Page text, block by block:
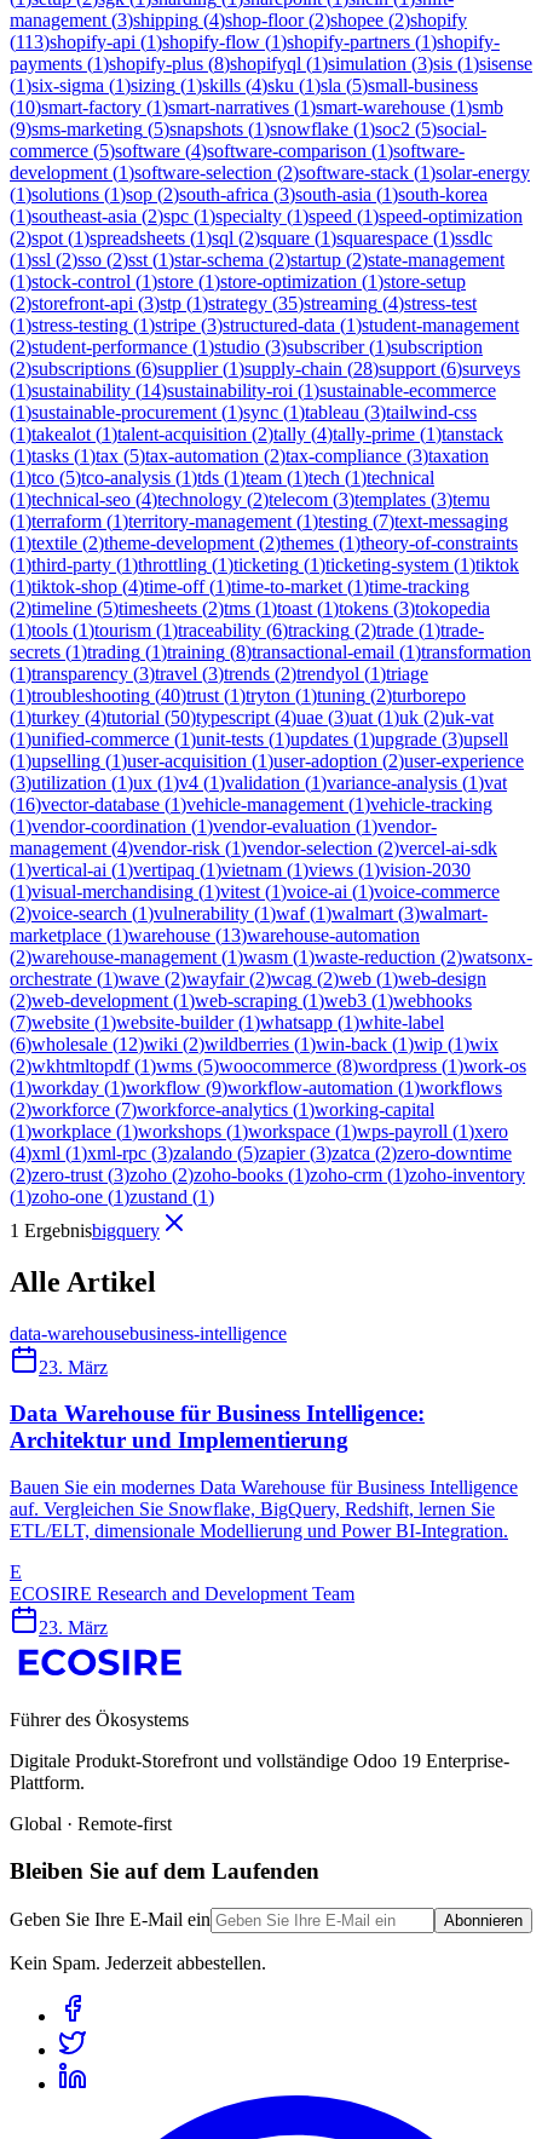
management (3)shipping (4)shop-floor(2)shopee (2)shopify
(113)shopify-api (1)shopify-flow (1)shopify-partners (1)shopify-
payments (1)shopify-plus (8)shopifyql (1)simulation (3)sis (1)sisense
(1)six-sigma (1)sizing (1)skills (4)sku (1)sla (5)small-business
(10)smart-factory (1)smart-narratives (1)smart-warehouse (1)smb
(9)sms-marketing (5)snapshots (1)snowflake (1)soc2 (5)social-
commerce (5)software (4)software-comparison (1)software-
development (1)software-selection (2)software-stack (1)solar-energy
(1)solutions (1)sop (2)south-africa (3)south-asia (1)south-korea
(1)southeast-asia (2)spc (1)specialty (1)speed (1)speed-optimization
(2)spot (1)spreadsheets (1)sql (2)square (1)squarespace (1)ssdlc
(1)ssl (2)sso (2)sst (1)star-schema (2)startup (2)state-management
(1)stock-control (1)store (1)store-optimization (1)store-setup
(2)storefront-api (3)stp (1)strategy (35)streaming (4)stress-test
(1)stress-testing (1)stripe (3)structured-data (1)student-management
(2)student-performance (1)studio (3)subscriber(1)subscription
(2)subscriptions (6)supplier(1)supply-chain (28)support (6)surveys
(1)sustainability (14)sustainability-roi (1)sustainable-ecommerce
(1)sustainable-procurement (1)sync (1)tableau (3)tailwind-css
(1)takealot (1)talent-acquisition (2)tally (4)tally-prime (1)tanstack
(1)tasks (1)tax (5)tax-automation (2)tax-compliance (3)taxation
(1)tco (5)tco-analysis (1)tds (1)team (1)tech (1)technical
(1)technical-seo (4)technology (2)telecom (3)templates (3)temu
(1)terraform (1)territory-management (1)testing (7)text-messaging
(1)textile (2)theme-development (2)themes (1)theory-of-constraints
(1)third-party (1)throttling (1)ticketing (1)ticketing-system (1)tiktok
(1)tiktok-shop (4)time-off(1)time-to-market (1)time-tracking
(2)timeline (5)timesheets (2)tms (1)toast (1)tokens (3)tokopedia
(1)tools (1)tourism (1)traceability (6)tracking (2)trade (1)trade-
secrets (1)trading (1)training (8)transactional-email (1)transformation
(1)transparency (3)travel (3)trends (2)trendyol (1)triage
(1)troubleshooting (40)trust (1)tryton (1)tuning (2)turborepo
(1)turkey (4)tutorial (50)typescript (4)uae (3)uat (1)uk (2)uk-vat
(1)unified-commerce (1)unit-tests (1)updates (1)upgrade (3)upsell
(1)upselling (1)user-acquisition (1)user-adoption (2)user-experience
(3)utilization (1)ux (1)v4 (1)validation (1)variance-analysis (1)vat
(16)vector-database (1)vehicle-management (1)vehicle-tracking
(1)vendor-coordination (1)vendor-evaluation (1)vendor-
management (4)vendor-risk (1)vendor-selection (2)vercel-ai-sdk
(1)vertical-ai (1)vertipaq (1)vietnam (1)views (1)vision-2030
(1)visual-merchandising (1)vitest (1)voice-ai (1)voice-commerce
(2)voice-search (1)vulnerability (1)waf(1)walmart (3)walmart-
marketplace (1)warehouse (13)warehouse-automation
(2)warehouse-management (1)wasm (1)waste-reduction (2)watsonx-
orchestrate (1)wave (2)wayfair(2)wcag (2)web (1)web-design
(2)web-development (1)web-scraping (1)web3 (1)webhooks
(7)website (1)website-builder(1)whatsapp (1)white-label
(6)wholesale (12)wiki (2)wildberries (1)win-back (1)wip (1)wix
(2)wkhtmltopdf(1)wms (5)woocommerce (8)wordpress (1)work-os
(1)workday (1)workflow (9)workflow-automation (1)workflows
(2)workforce (7)workforce-analytics (1)working-capital
(1)workplace (1)workshops (1)workspace (1)wps-payroll (1)xero
(4)xml (1)xml-rpc (3)zalando (5)zapier(3)zatca (2)zero-downtime
(2)zero-trust (3)zoho (2)zoho-books (1)zoho-crm (1)zoho-inventory
(1)zoho-one (1)zustand (1)
1 Ergebnisbigquery
Alle Artikel
data-warehousebusiness-intelligence
23. März
Data Warehouse für Business Intelligence:
Architektur und Implementierung
Bauen Sie ein modernes Data Warehouse für Business Intelligence
auf. Vergleichen Sie Snowflake, BigQuery, Redshift, lernen Sie
ETL/ELT, dimensionale Modellierung und Power BI-Integration.
E
ECOSIRE Research and Development Team
23. März
Führer des Ökosystems
Digitale Produkt-Storefront und vollständige Odoo 19 Enterprise-
Plattform.
Global · Remote-first
Bleiben Sie auf dem Laufenden
Geben Sie Ihre E-Mail ein Abonnieren
Kein Spam. Jederzeit abbestellen.